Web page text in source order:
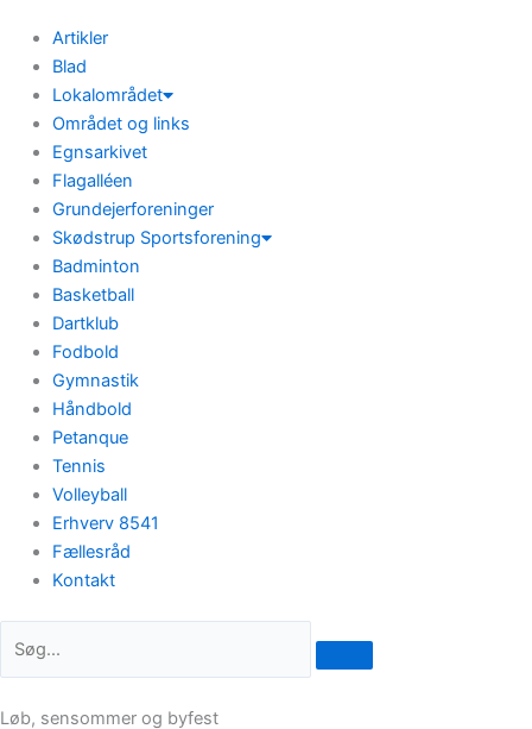
Artikler
Blad
Lokalområdet
Området og links
Egnsarkivet
Flagalléen
Grundejerforeninger
Skødstrup Sportsforening
Badminton
Basketball
Dartklub
Fodbold
Gymnastik
Håndbold
Petanque
Tennis
Volleyball
Erhverv 8541
Fællesråd
Kontakt
Løb, sensommer og byfest